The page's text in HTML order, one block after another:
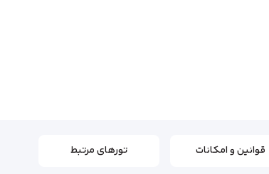
قوانین و امکانات تورهای مرتبط